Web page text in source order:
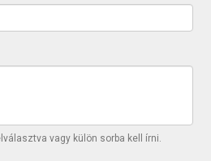
vagy külön sorba kell írni.